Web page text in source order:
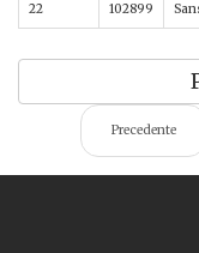
22 102899
Precedente